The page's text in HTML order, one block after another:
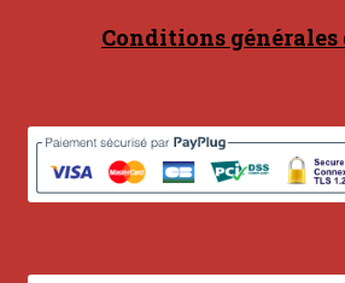
Conditions générales